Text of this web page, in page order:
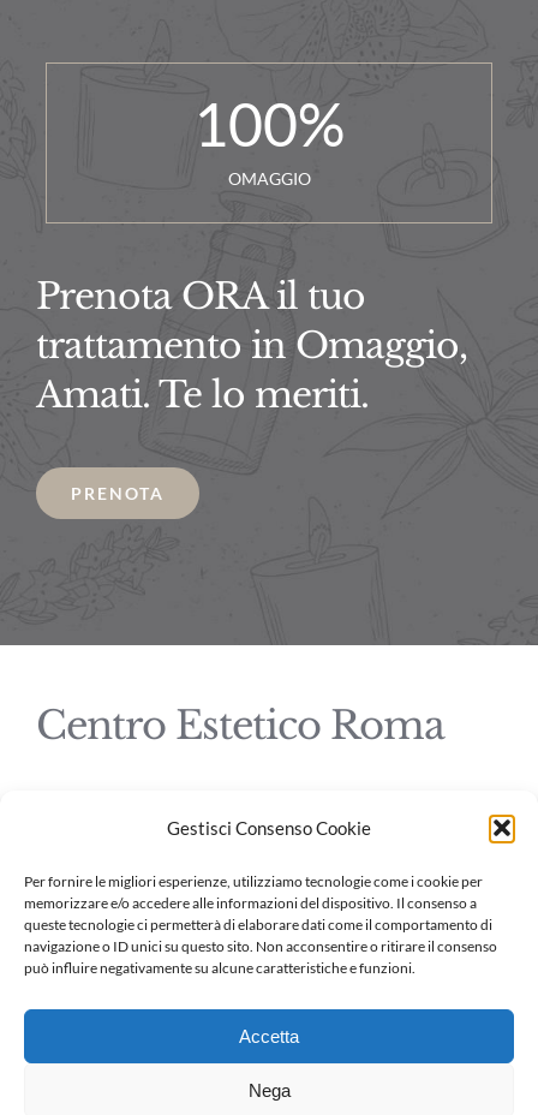
Gestisci Consenso Cookie
Per fornire le migliori esperienze, utilizziamo tecnologie come i cookie per
memorizzare e/o accedere alle informazioni del dispositivo. Il consenso a
queste tecnologie ci permetterà di elaborare dati come il comportamento di
navigazione o ID unici su questo sito. Non acconsentire o ritirare il consenso
può influire negativamente su alcune caratteristiche e funzioni.
Accetta
Nega
100%
OMAGGIO
Prenota ORA il tuo
trattamento in Omaggio,
Amati. Te lo meriti.
PRENOTA
Centro Estetico Roma
© Copyright 2023 |CetroEsteticoRoma.net| All Rights Reserved
Centro estetico Roma via Appia